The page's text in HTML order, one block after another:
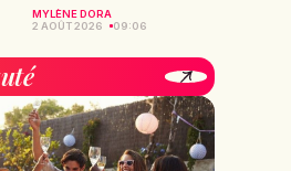
MYLÈNE DORA
2 AOÛT 2026
09:06